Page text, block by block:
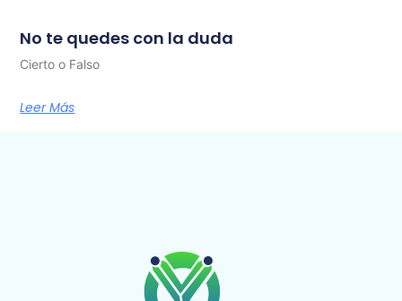
No te quedes con la duda
Cierto o Falso
Leer Más